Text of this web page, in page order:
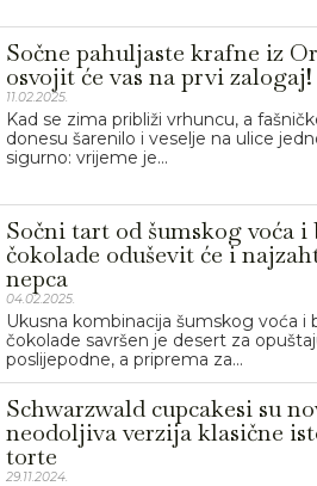
Sočne pahuljaste krafne iz
osvojit će vas na prvi zalogaj!
11.02.2025.
Kad se zima približi vrhuncu, a
donesu šarenilo i veselje na ulice
sigurno: vrijeme je...
Sočni tart od šumskog voća i
čokolade oduševit će i
nepca
04.02.2025.
Ukusna kombinacija šumskog voća i
čokolade savršen je desert za
poslijepodne, a priprema za...
Schwarzwald cupcakesi su
neodoljiva verzija klasične
torte
29.11.2024.